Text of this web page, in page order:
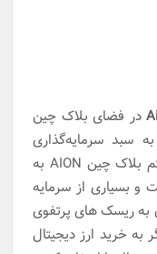
در فضای بلاک چین
سبد سرمایه‌گذاری
ارزهای دیجیتال خود اضافه کنید. سیستم بلاک چین AION به
بسیاری از سرمایه
به ریسک های پرتفوی
به خرید ارز دیجیتال